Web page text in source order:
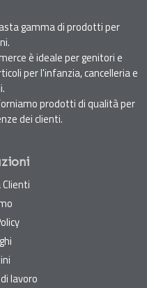
gamma di prodotti per
è ideale per genitori e
per l'infanzia, cancelleria e
prodotti di qualità per
dei clienti.
lavoro